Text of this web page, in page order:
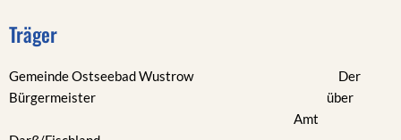
Träger
Gemeinde Ostseebad Wustrow Der
Bürgermeister über
Amt